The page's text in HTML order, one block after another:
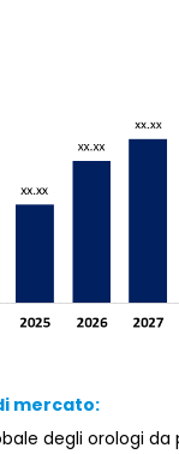
mercato:
degli orologi da